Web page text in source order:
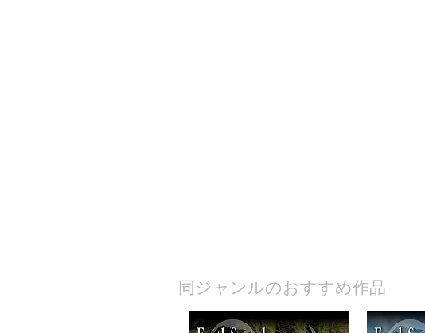
​同ジャンルのおすすめ作品